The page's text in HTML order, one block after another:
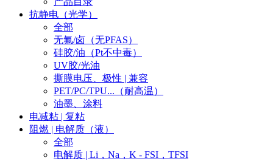
抗静电（光学）
全部
无氟/卤（无PFAS）
硅胶/油（Pt不中毒）
UV胶/光油
撕膜电压、极性 | 兼容
PET/PC/TPU...（耐高温）
油墨、涂料
电减粘 | 复粘
阻燃 | 电解质（液）
全部
电解质 | Li，Na，K - FSI，TFSI